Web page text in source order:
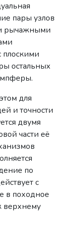
пары узлов
рычажными
плоскими
остальных
для
и точности
двумя
части её
по
с
в походное
верхнему